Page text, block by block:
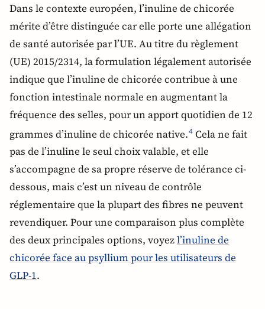
Dans le contexte européen, l’inuline de chicorée
mérite d’être distinguée car elle porte une allégation
de santé autorisée par l’UE. Au titre du règlement
(UE) 2015/2314, la formulation légalement autorisée
indique que l’inuline de chicorée contribue à une
fonction intestinale normale en augmentant la
fréquence des selles, pour un apport quotidien de 12
grammes d’inuline de chicorée native.4 Cela ne fait
pas de l’inuline le seul choix valable, et elle
s’accompagne de sa propre réserve de tolérance ci-
dessous, mais c’est un niveau de contrôle
réglementaire que la plupart des fibres ne peuvent
revendiquer. Pour une comparaison plus complète
des deux principales options, voyezl’inuline de
chicorée face au psyllium pour les utilisateurs de
GLP-1.